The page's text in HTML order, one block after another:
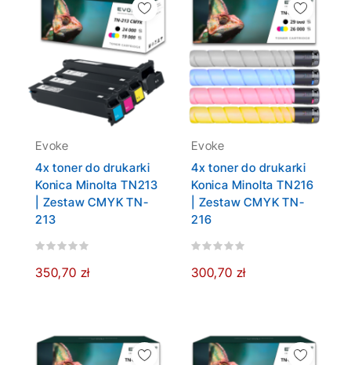
Evoke
4x toner do drukarki
Konica Minolta TN213
| Zestaw CMYK TN-
213
350,70 zł
Evoke
4x toner do drukarki
Konica Minolta TN216
| Zestaw CMYK TN-
216
300,70 zł